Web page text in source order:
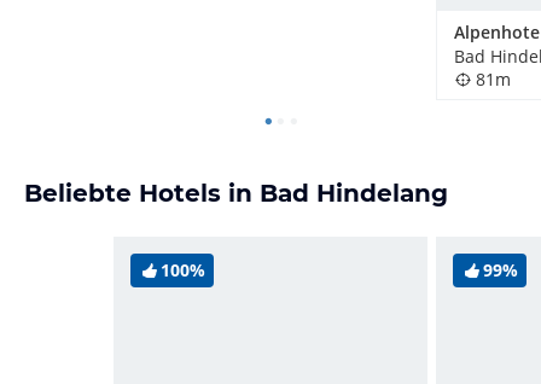
Bad
81m
Beliebte Hotels in Bad Hindelang
100% 99%